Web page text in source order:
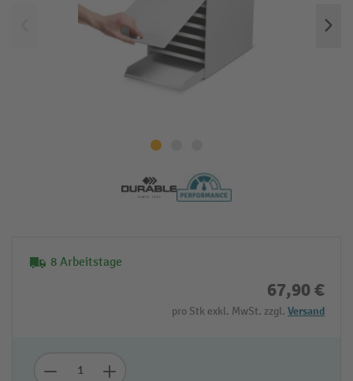
8 Arbeitstage
67,90 €
pro Stk exkl. MwSt. zzgl. Versand